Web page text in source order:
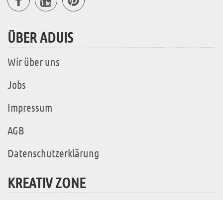
ÜBER ADUIS
Wir über uns
Jobs
Impressum
AGB
Datenschutzerklärung
KREATIV ZONE